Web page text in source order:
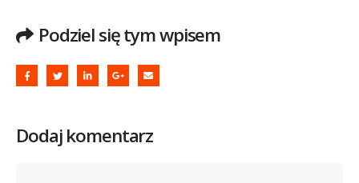
Podziel się tym wpisem
Dodaj komentarz